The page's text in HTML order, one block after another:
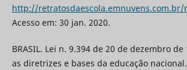
http://
Acesso em: 30 jan. 2020.
BRASIL. Lei n. 9.394 de 20 de dezembro de
as diretrizes e bases da educação